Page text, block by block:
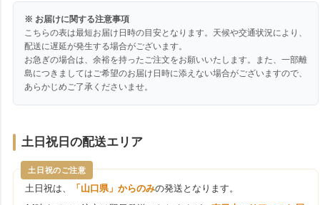
※ お届けに関する注意事項
こちらの表は最短お届け日時の目安となります。天候や交通状況により、
配送に遅延が発生する場合がございます。
お急ぎの場合は、余裕を持ったご注文をお願いいたします。また、一部離
島につきましてはご希望のお届け日時に添えない場合がございますので、
あらかじめご了承くださいませ。
土日祝日の配送エリア
土日祝のご注意
土日祝は、 「山口県」からのみの発送となります。